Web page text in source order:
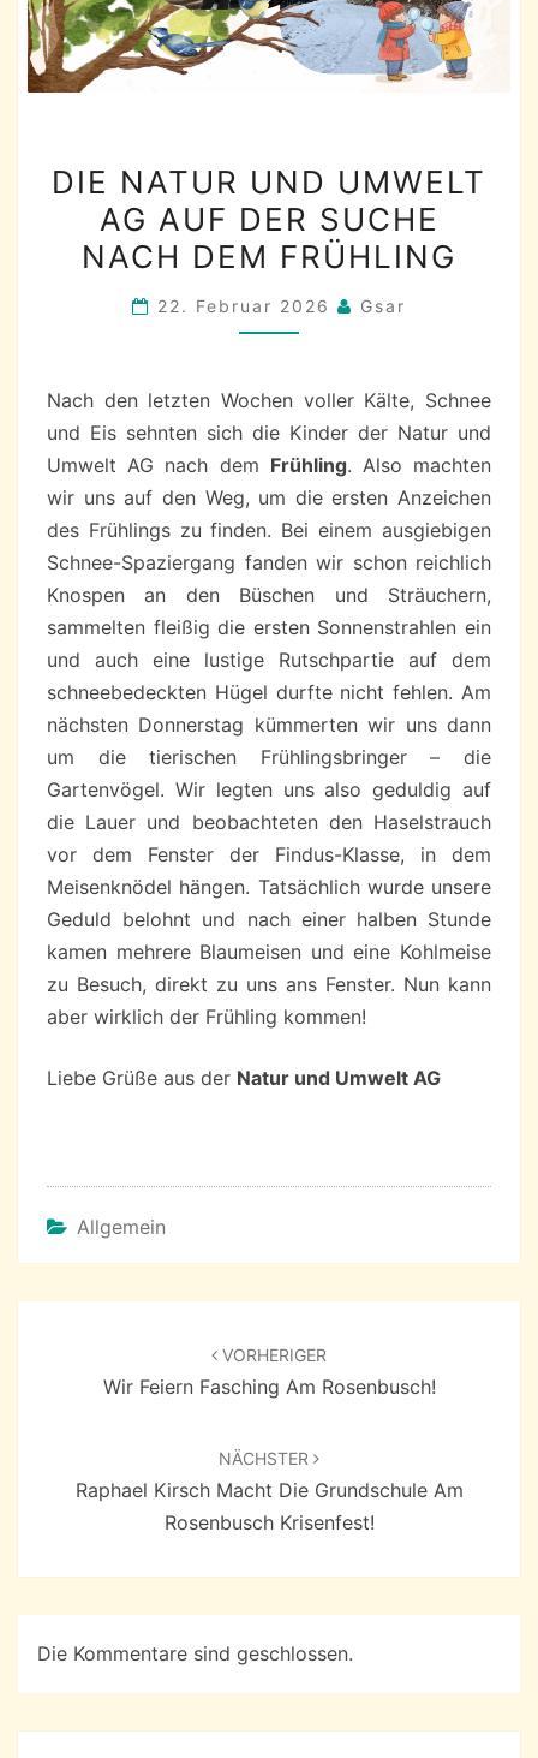
NATUR
UND
UMWELT
AUF
NACH
DEM
FRÜHLING
DIE NATUR UND UMWELT
AG AUF DER SUCHE
NACH DEM FRÜHLING
22. Februar 2026 Gsar
Nach den letzten Wochen voller Kälte, Schnee
und Eis sehnten sich die Kinder der Natur und
Umwelt AG nach dem Frühling. Also machten
wir uns auf den Weg, um die ersten Anzeichen
des Frühlings zu finden. Bei einem ausgiebigen
Schnee-Spaziergang fanden wir schon reichlich
Knospen an den Büschen und Sträuchern,
sammelten fleißig die ersten Sonnenstrahlen ein
und auch eine lustige Rutschpartie auf dem
schneebedeckten Hügel durfte nicht fehlen. Am
nächsten Donnerstag kümmerten wir uns dann
um die tierischen Frühlingsbringer – die
Gartenvögel. Wir legten uns also geduldig auf
die Lauer und beobachteten den Haselstrauch
vor dem Fenster der Findus-Klasse, in dem
Meisenknödel hängen. Tatsächlich wurde unsere
Geduld belohnt und nach einer halben Stunde
kamen mehrere Blaumeisen und eine Kohlmeise
zu Besuch, direkt zu uns ans Fenster. Nun kann
aber wirklich der Frühling kommen!
Liebe Grüße aus der Natur und Umwelt AG
Allgemein
VORHERIGER
Wir Feiern Fasching Am Rosenbusch!
NÄCHSTER
Raphael Kirsch Macht Die Grundschule Am
Rosenbusch Krisenfest!
Die Kommentare sind geschlossen.